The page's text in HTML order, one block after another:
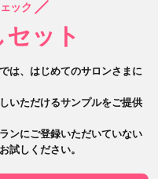
ック
ット
は、はじめてのサロンさまに
いただけるサンプルをご提供
ンにご登録いただいていない
試しください。